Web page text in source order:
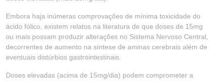
Embora haja inúmeras comprovações de mínima toxicidade do
ácido fólico, existem relatos na literatura de que doses de 15mg
ou mais possam produzir alterações no Sistema Nervoso Central,
decorrentes de aumento na síntese de aminas cerebrais além de
eventuais distúrbios gastrointestinais.
Doses elevadas (acima de 15mg/dia) podem comprometer a